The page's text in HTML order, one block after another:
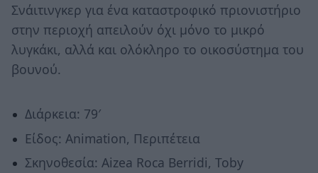
Σνάιτινγκερ για ένα καταστροφικό πριονιστήριο
στην περιοχή απειλούν όχι μόνο το μικρό
λυγκάκι, αλλά και ολόκληρο το οικοσύστημα του
βουνού.
Διάρκεια: 79′
Είδος: Animation, Περιπέτεια
Σκηνοθεσία: Aizea Roca Berridi, Toby